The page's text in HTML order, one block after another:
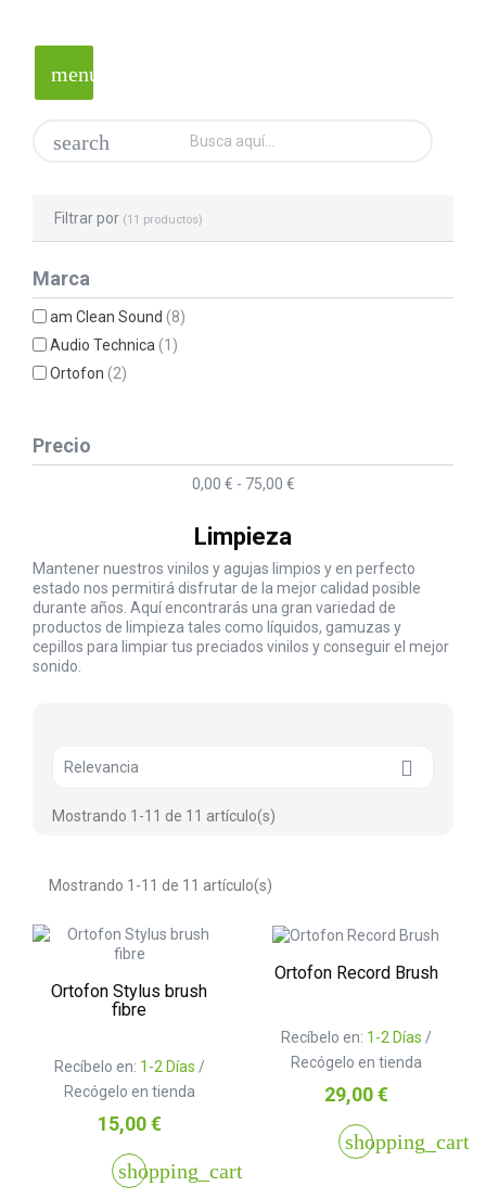
menu
search
Filtrar por (11 productos)
Marca
am Clean Sound(8)
Audio Technica(1)
Ortofon(2)
Precio
0,00 € - 75,00 €
Limpieza
Mantener nuestros vinilos y agujas limpios y en perfecto
estado nos permitirá disfrutar de la mejor calidad posible
durante años. Aquí encontrarás una gran variedad de
productos de limpieza tales como líquidos, gamuzas y
cepillos para limpiar tus preciados vinilos y conseguir el mejor
sonido.
Relevancia 
Mostrando 1-11 de 11 artículo(s)
Mostrando 1-11 de 11 artículo(s)
Ortofon Stylus brush
fibre
Recíbelo en: 1-2 Días /
Recógelo en tienda
Precio
15,00 €
shopping_cart
Ortofon Record Brush
Recíbelo en: 1-2 Días /
Recógelo en tienda
Precio
29,00 €
shopping_cart